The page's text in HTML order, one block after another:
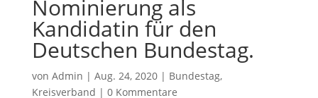
Nominierung als
Kandidatin für den
Deutschen Bundestag.
von Admin | Aug. 24, 2020| Bundestag,
Kreisverband | 0 Kommentare